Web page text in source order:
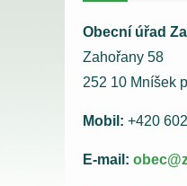
Obecní úřad
Zahořany 58
252 10 Mníšek
Mobil: +420
E-mail: